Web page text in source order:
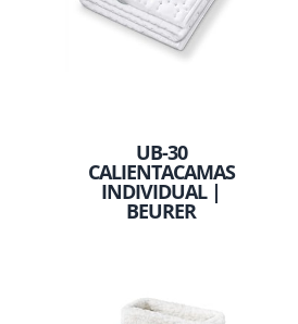
UB-30
CALIENTACAMAS
INDIVIDUAL |
BEURER